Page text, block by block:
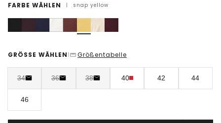
FARBE WÄHLEN | snap yellow
GRÖSSE WÄHLEN | Größentabelle
34 36 38 40 42 44
46